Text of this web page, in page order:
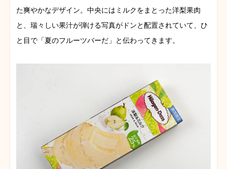
た爽やかなデザイン。中央にはミルクをまとった洋梨果肉
と、瑞々しい果汁が弾ける写真がドンと配置されていて、ひ
と目で「夏のフルーツバーだ」と伝わってきます。